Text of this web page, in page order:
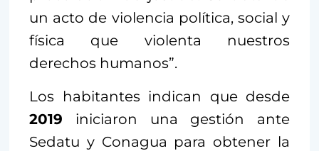
un acto de violencia política, social y
física que violenta nuestros
derechos humanos”.
Los habitantes indican que desde
2019 iniciaron una gestión ante
Sedatu y Conagua para obtener la